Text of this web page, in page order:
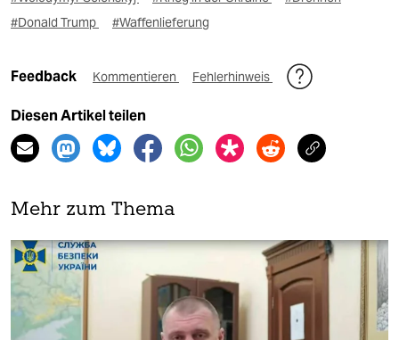
#Donald Trump
#Waffenlieferung
Feedback Kommentieren Fehlerhinweis
Diesen Artikel teilen
Mehr zum Thema